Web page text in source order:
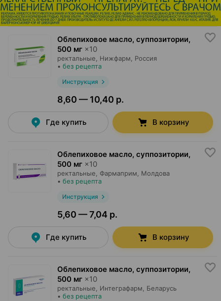
Облепиховое масло, суппозитории,
500 мг ×10
ректальные, Нижфарм, Россия
• без рецепта
Инструкция
8,60 — 10,40 р.
Где купить В корзину
Облепиховое масло, суппозитории,
500 мг ×10
ректальные, Фармаприм, Молдова
• без рецепта
Инструкция
5,60 — 7,04 р.
Где купить В корзину
Облепиховое масло, суппозитории,
500 мг ×10
ректальные, Интеграфарм, Беларусь
• без рецепта